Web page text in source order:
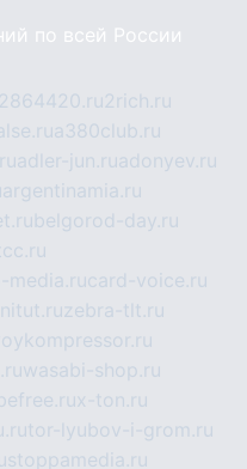
по всей России
2864420.ru2rich.ru
a380club.ru
adler-jun.ruadonyev.ru
argentinamia.ru
belgorod-day.ru
media.rucard-voice.ru
zebra-tlt.ru
wasabi-shop.ru
x-ton.ru
tor-lyubov-i-grom.ru
stoppamedia.ru